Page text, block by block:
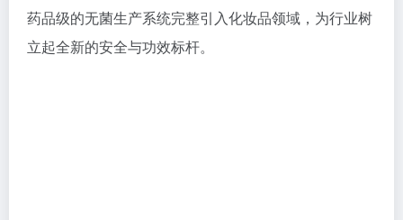
药品级的无菌生产系统完整引入化妆品领域，为行业树
立起全新的安全与功效标杆。